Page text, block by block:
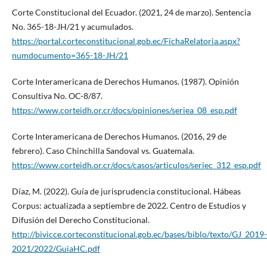
Corte Constitucional del Ecuador. (2021, 24 de marzo). Sentencia
No. 365-18-JH/21 y acumulados.
https://portal.corteconstitucional.gob.ec/FichaRelatoria.aspx?
numdocumento=365-18-JH/21
Corte Interamericana de Derechos Humanos. (1987). Opinión
Consultiva No. OC-8/87.
https://www.corteidh.or.cr/docs/opiniones/seriea_08_esp.pdf
Corte Interamericana de Derechos Humanos. (2016, 29 de
febrero). Caso Chinchilla Sandoval vs. Guatemala.
https://www.corteidh.or.cr/docs/casos/articulos/seriec_312_esp.pdf
Díaz, M. (2022). Guía de jurisprudencia constitucional. Hábeas
Corpus: actualizada a septiembre de 2022. Centro de Estudios y
Difusión del Derecho Constitucional.
http://bivicce.corteconstitucional.gob.ec/bases/biblo/texto/GJ_2019-
2021/2022/GuiaHC.pdf